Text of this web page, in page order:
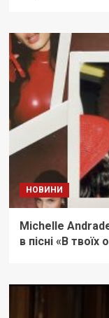
НОВИНИ
Michelle
в пісні «В твоїх